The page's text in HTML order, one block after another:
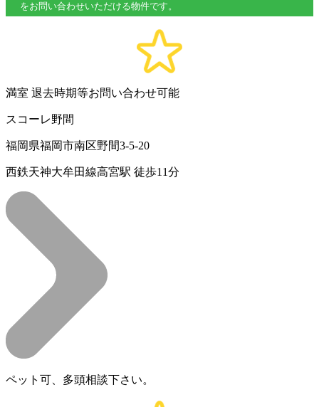
をお問い合わせいただける物件です。
満室 退去時期等お問い合わせ可能
スコーレ野間
福岡県福岡市南区野間3-5-20
西鉄天神大牟田線高宮駅 徒歩11分
ペット可、多頭相談下さい。